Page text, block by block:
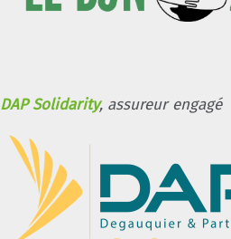
DAP Solidarity, assureur engagé